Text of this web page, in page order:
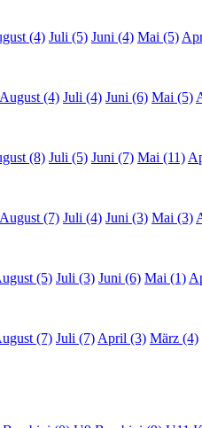
(4) Juli (5) Juni (4) Mai (5)
August (4) Juli (4) Juni (6) Mai (5)
(8) Juli (5) Juni (7) Mai (11)
August (7) Juli (4) Juni (3) Mai (3)
(5) Juli (3) Juni (6) Mai (1)
(7) Juli (7) April (3) März (4)